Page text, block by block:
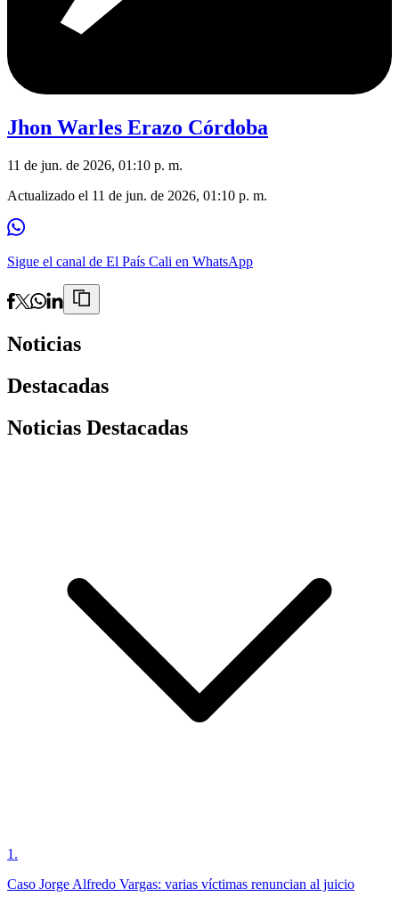
Jhon Warles Erazo Córdoba
11 de jun. de 2026, 01:10 p. m.
Actualizado el 11 de jun. de 2026, 01:10 p. m.
Sigue el canal de El País Cali en WhatsApp
Noticias
Destacadas
Noticias Destacadas
1 .
Caso Jorge Alfredo Vargas: varias víctimas renuncian al juicio